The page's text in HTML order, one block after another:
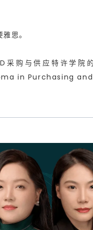
思。
购与供应特许学院
in Purchasing